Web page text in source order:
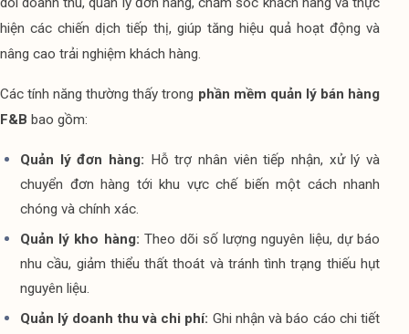
hiện các chiến dịch tiếp thị, giúp tăng hiệu quả hoạt động và
nâng cao trải nghiệm khách hàng.
Các tính năng thường thấy trong phần mềm quản lý bán hàng
F&B bao gồm:
Quản lý đơn hàng: Hỗ trợ nhân viên tiếp nhận, xử lý và
chuyển đơn hàng tới khu vực chế biến một cách nhanh
chóng và chính xác.
Quản lý kho hàng: Theo dõi số lượng nguyên liệu, dự báo
nhu cầu, giảm thiểu thất thoát và tránh tình trạng thiếu hụt
nguyên liệu.
Quản lý doanh thu và chi phí: Ghi nhận và báo cáo chi tiết